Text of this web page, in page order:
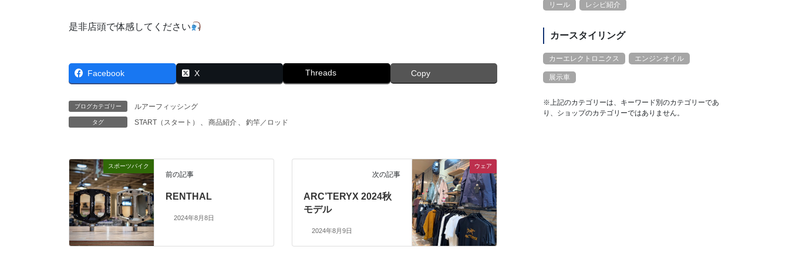
是非店頭で体感してください
Facebook X Threads Copy
ブログカテゴリー ルアーフィッシング
タグ START（スタート） 、 商品紹介 、 釣竿／ロッド
スポーツバイク
前の記事
RENTHAL
2024年8月8日
ウェア
次の記事
ARC’TERYX 2024秋
モデル
2024年8月9日
リール レシピ紹介
カースタイリング
カーエレクトロニクス エンジンオイル
展示車
※上記のカテゴリーは、キーワード別のカテゴリーであ
り、ショップのカテゴリーではありません。